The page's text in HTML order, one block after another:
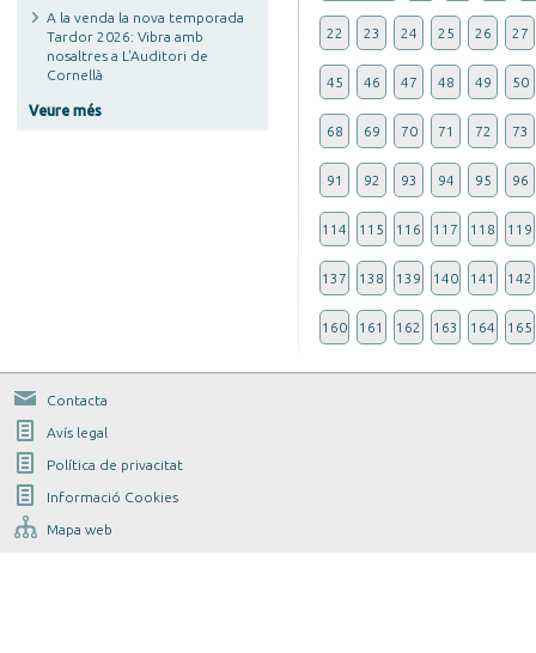
A la venda la nova temporada
Tardor 2026: Vibra amb
nosaltres a L'Auditori de
Cornellà
Veure més
22 23 24 25 26 27
45 46 47 48 49 50
68 69 70 71 72 73
91 92 93 94 95 96
114 115 116 117 118 119
137 138 139 140 141 142
160 161 162 163 164 165
Contacta
Avís legal
Política de privacitat
Informació Cookies
Mapa web